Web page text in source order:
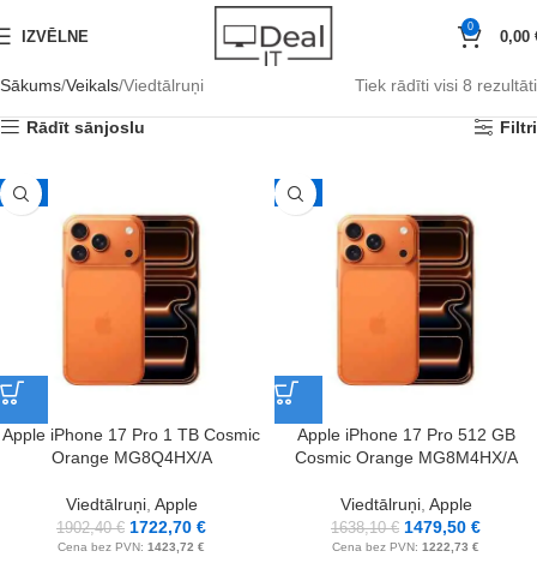
IZVĒLNE
0
0,00
Sākums Veikals Viedtālruņi Tiek rādīti visi 8 rezultāti
Rādīt sānjoslu Filtri
-9%
Apple iPhone 17 Pro 1 TB Cosmic
Orange MG8Q4HX/A
Viedtālruņi, Apple
1902,40€ 1722,70 €
Cena bez PVN: 1423,72 €
-10%
Apple iPhone 17 Pro 512 GB
Cosmic Orange MG8M4HX/A
Viedtālruņi, Apple
1638,10€ 1479,50 €
Cena bez PVN: 1222,73 €